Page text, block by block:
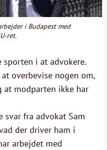
i Budapest med
ret.
i at advokere.
overbevise nogen om,
at modparten ikke har
svar fra advokat Sam
der driver ham i
arbejdet med